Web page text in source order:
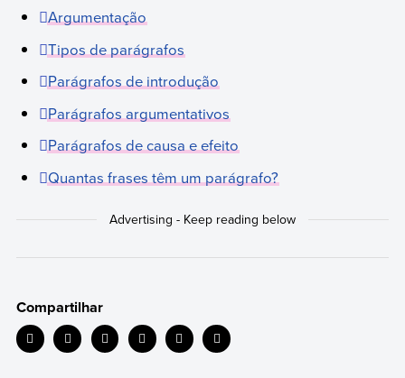
Argumentação
Tipos de parágrafos
Parágrafos de introdução
Parágrafos argumentativos
Parágrafos de causa e efeito
Quantas frases têm um parágrafo?
Compartilhar